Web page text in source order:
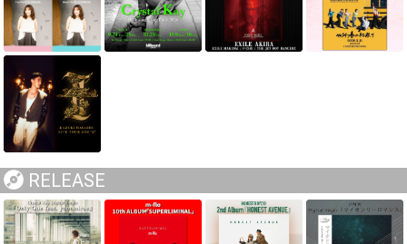
RELEASE